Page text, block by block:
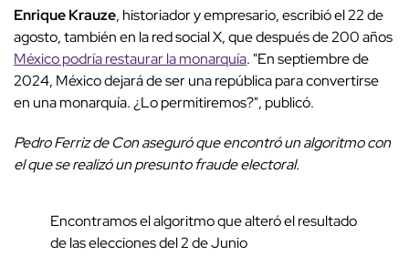
Enrique Krauze, historiador y empresario, escribió el 22 de
agosto, también en la red social X, que después de 200 años
México podría restaurar la monarquía. "En septiembre de
2024, México dejará de ser una república para convertirse
en una monarquía. ¿Lo permitiremos?", publicó.
Pedro Ferriz de Con aseguró que encontró un algoritmo con
el que se realizó un presunto fraude electoral.
Encontramos el algoritmo que alteró el resultado
de las elecciones del 2 de Junio